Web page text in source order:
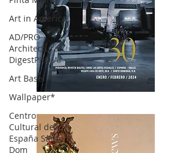
Art in America
AD/PRO
Architectural
DigestPRO Ar
Art Basel
Wallpaper*
Centro
Cultural de
España Santo
Dom
OCA|News 30 /Enero-Febrero / 2024